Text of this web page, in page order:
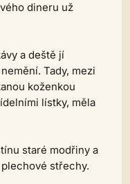
dineru už
a deště jí
Tady, mezi
koženkou
lístky, měla
staré modřiny a
střechy.